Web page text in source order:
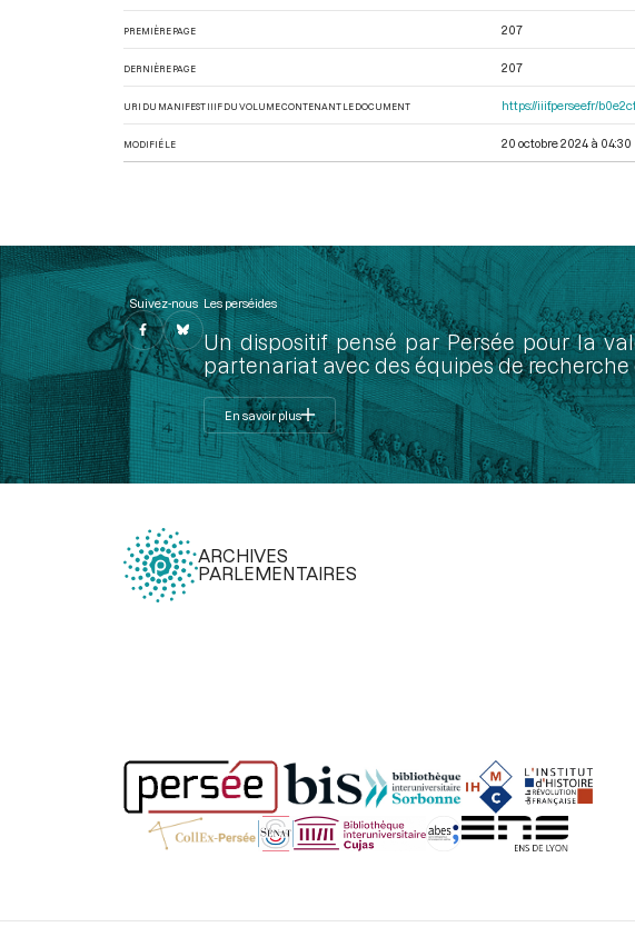
PREMIÈRE PAGE 207
DERNIÈRE PAGE 207
URI DU MANIFEST IIIF DU VOLUME CONTENANT LE DOCUMENT https://iiif.persee.fr/
MODIFIÉ LE 20 octobre 2024 à 04:30
Suivez-nous Les perséides
Un dispositif pensé par Persée pour la
partenariat avec des équipes de
En savoir plus
ARCHIVES
PARLEMENTAIRES
Légal